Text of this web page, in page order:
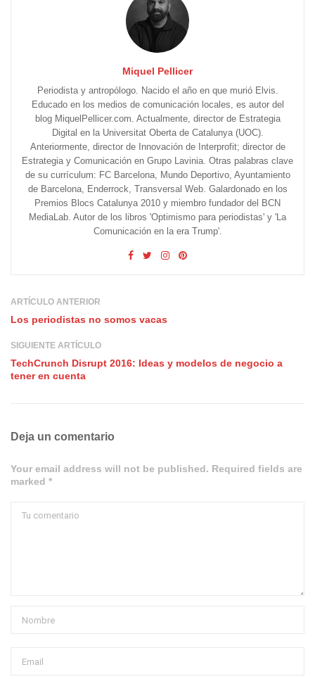
Miquel Pellicer
Periodista y antropólogo. Nacido el año en que murió Elvis.
Educado en los medios de comunicación locales, es autor del
blog MiquelPellicer.com. Actualmente, director de Estrategia
Digital en la Universitat Oberta de Catalunya (UOC).
Anteriormente, director de Innovación de Interprofit; director de
Estrategia y Comunicación en Grupo Lavinia. Otras palabras clave
de su currículum: FC Barcelona, Mundo Deportivo, Ayuntamiento
de Barcelona, Enderrock, Transversal Web. Galardonado en los
Premios Blocs Catalunya 2010 y miembro fundador del BCN
MediaLab. Autor de los libros 'Optimismo para periodistas' y 'La
Comunicación en la era Trump'.
ARTÍCULO ANTERIOR
Los periodistas no somos vacas
SIGUIENTE ARTÍCULO
TechCrunch Disrupt 2016: Ideas y modelos de negocio a
tener en cuenta
Deja un comentario
Your email address will not be published. Required fields are
marked *